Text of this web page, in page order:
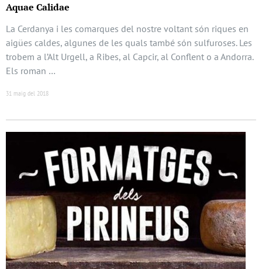
Aquae Calidae
La Cerdanya i les comarques del nostre voltant són riques en
aigües caldes, algunes de les quals també són sulfuroses. Les
trobem a l’Alt Urgell, a Ribes, al Capcir, al Conflent o a Andorra.
Els roman …
31 maig del 2018